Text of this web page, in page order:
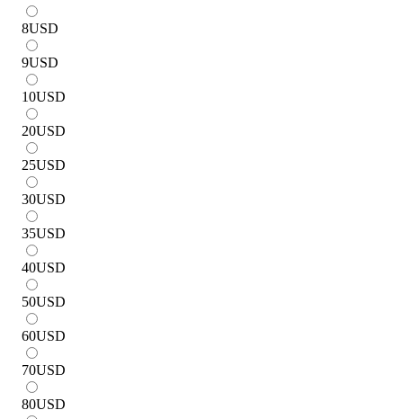
8USD
9USD
10USD
20USD
25USD
30USD
35USD
40USD
50USD
60USD
70USD
80USD